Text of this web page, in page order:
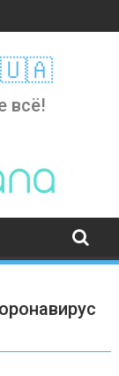
🇺🇦
всё!